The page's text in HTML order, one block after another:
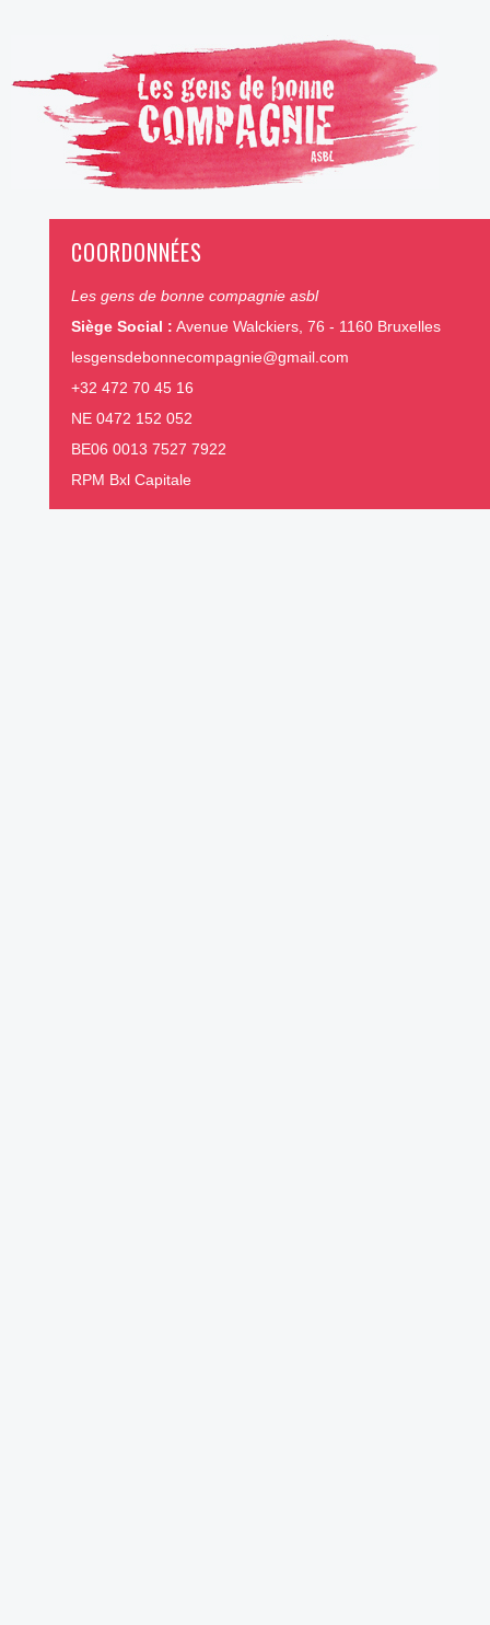
COORDONNÉES
Les gens de bonne compagnie asbl
Siège Social : Avenue Walckiers, 76 - 1160 Bruxelles
lesgensdebonnecompagnie@gmail.com
+32 472 70 45 16
NE 0472 152 052
BE06 0013 7527 7922
RPM Bxl Capitale